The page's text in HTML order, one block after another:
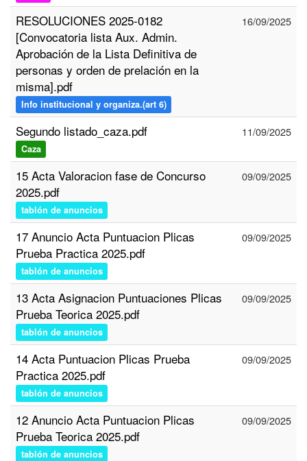
RESOLUCIONES 2025-0182
[Convocatoria lista Aux. Admin.
Aprobación de la Lista Definitiva de
personas y orden de prelación en la
misma].pdf
Info institucional y organiza.(art 6)
16/09/2025
Segundo listado_caza.pdf
Caza
11/09/2025
15 Acta Valoracion fase de Concurso
2025.pdf
tablón de anuncios
09/09/2025
17 Anuncio Acta Puntuacion Plicas
Prueba Practica 2025.pdf
tablón de anuncios
09/09/2025
13 Acta Asignacion Puntuaciones Plicas
Prueba Teorica 2025.pdf
tablón de anuncios
09/09/2025
14 Acta Puntuacion Plicas Prueba
Practica 2025.pdf
tablón de anuncios
09/09/2025
12 Anuncio Acta Puntuacion Plicas
Prueba Teorica 2025.pdf
tablón de anuncios
09/09/2025